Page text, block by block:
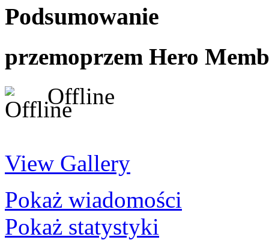
Podsumowanie
przemoprzem Hero
Offline
View Gallery
Pokaż wiadomości
Pokaż statystyki